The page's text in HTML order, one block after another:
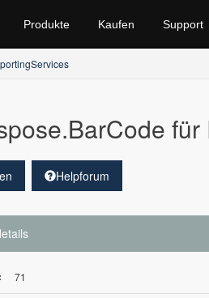
Produkte Kaufen Support
Helpforum
71